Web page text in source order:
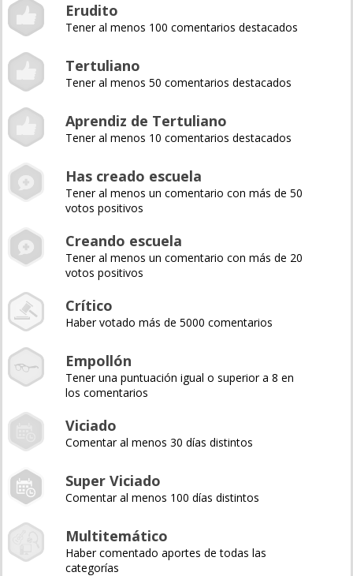
Erudito
Tener al menos 100 comentarios destacados
Tertuliano
Tener al menos 50 comentarios destacados
Aprendiz de Tertuliano
Tener al menos 10 comentarios destacados
Has creado escuela
Tener al menos un comentario con más de 50
votos positivos
Creando escuela
Tener al menos un comentario con más de 20
votos positivos
Crítico
Haber votado más de 5000 comentarios
Empollón
Tener una puntuación igual o superior a 8 en
los comentarios
Viciado
Comentar al menos 30 días distintos
Super Viciado
Comentar al menos 100 días distintos
Multitemático
Haber comentado aportes de todas las
categorías